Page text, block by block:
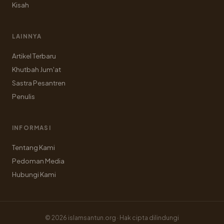
Kisah
LAINNYA
Artikel Terbaru
Khutbah Jum'at
Sastra Pesantren
Penulis
INFORMASI
Tentang Kami
Pedoman Media
Hubungi Kami
© 2026 islamsantun.org · Hak cipta dilindungi